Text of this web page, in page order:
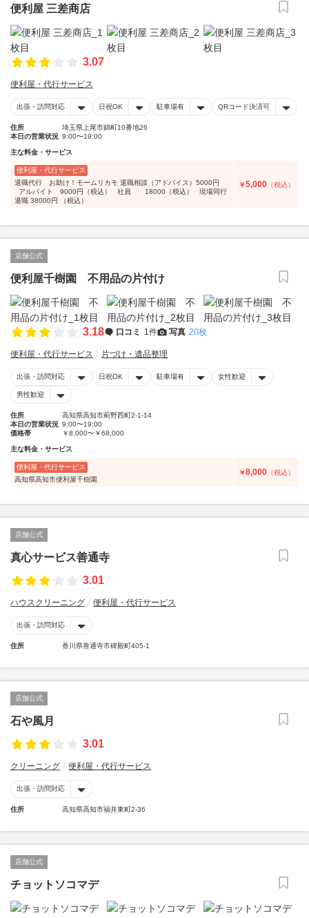
便利屋 三差商店
3.07
便利屋・代行サービス
出張・訪問対応 日祝OK 駐車場有 QRコード決済可
住所
埼玉県上尾市錦町10番地26
本日の営業状況 9:00〜19:00
主な料金・サービス
便利屋・代行サービス
退職代行 お助け！モームリカモ 退職相談（アドバイス）5000円
アルバイト 9000円（税込） 社員 18000（税込） 現場同行
退職 38000円 （税込）
￥5,000 （税込）
店舗公式
便利屋千樹園 不用品の片付け
3.18 口コミ 1件 写真 20枚
便利屋・代行サービス 片づけ・遺品整理
出張・訪問対応 日祝OK 駐車場有 女性歓迎
男性歓迎
住所
高知県高知市薊野西町2-1-14
本日の営業状況 9:00〜19:00
価格帯
￥8,000〜￥68,000
主な料金・サービス
便利屋・代行サービス
高知県高知市便利屋千樹園
￥8,000 （税込）
店舗公式
真心サービス善通寺
3.01
ハウスクリーニング 便利屋・代行サービス
出張・訪問対応
住所 香川県善通寺市碑殿町405-1
店舗公式
石や風月
3.01
クリーニング 便利屋・代行サービス
出張・訪問対応
住所 高知県高知市福井東町2-36
店舗公式
チョットソコマデ